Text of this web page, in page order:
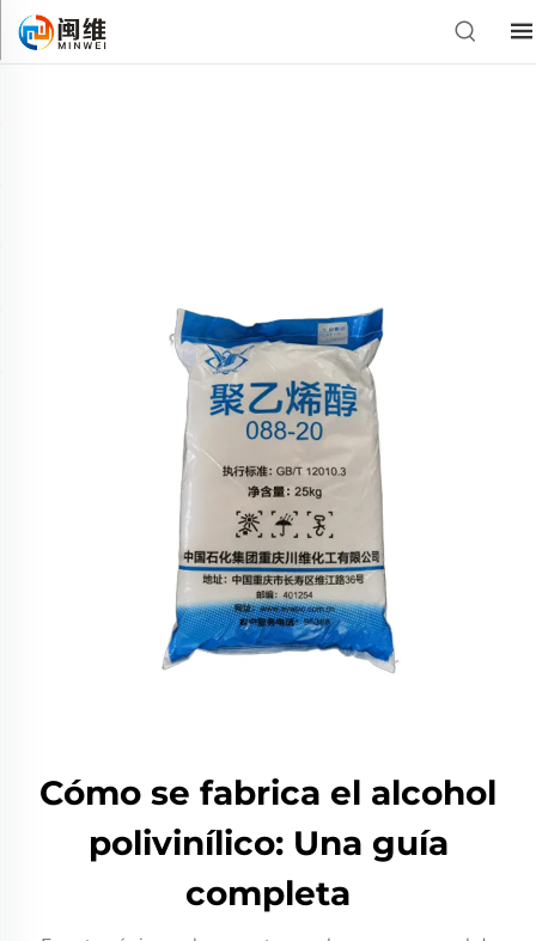
Cómo se fabrica el alcohol
polivinílico: Una guía
completa